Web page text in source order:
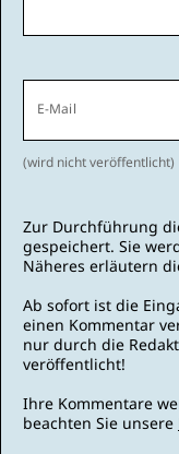
E-Mail
(wird nicht veröffentlicht)
Zur Durchführung
gespeichert. Sie
Näheres erläutern
Ab sofort ist die
einen Kommentar
nur durch die
veröffentlicht!
Ihre Kommentare
beachten Sie unsere